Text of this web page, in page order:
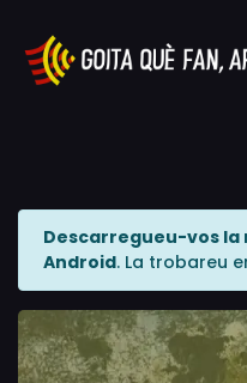
Descarregueu-vos
Android. La trobareu